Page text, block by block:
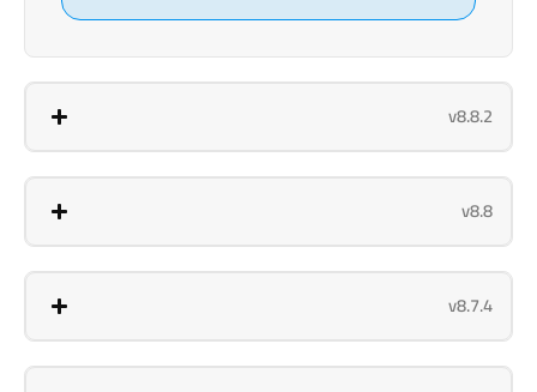
v8.8.2
v8.8
v8.7.4